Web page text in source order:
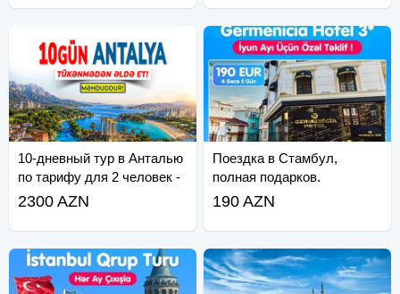
10-дневный тур в Анталью
по тарифу для 2 человек -
Спешите!
2300 AZN
Поездка в Стамбул,
полная подарков.
190 AZN